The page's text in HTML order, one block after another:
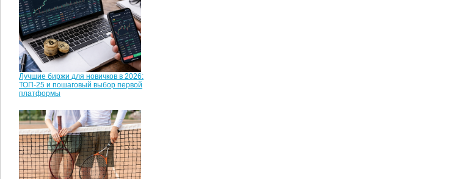
Лучшие биржи для новичков в 2026:
ТОП-25 и пошаговый выбор первой
платформы